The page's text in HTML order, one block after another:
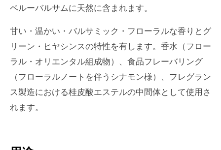
ペルーバルサムに天然に含まれます。
甘い・温かい・バルサミック・フローラルな香りとグ
リーン・ヒヤシンスの特性を有します。香水（フロー
ラル・オリエンタル組成物）、食品フレーバリング
（フローラルノートを伴うシナモン様）、フレグラン
ス製造における桂皮酸エステルの中間体として使用さ
れます。